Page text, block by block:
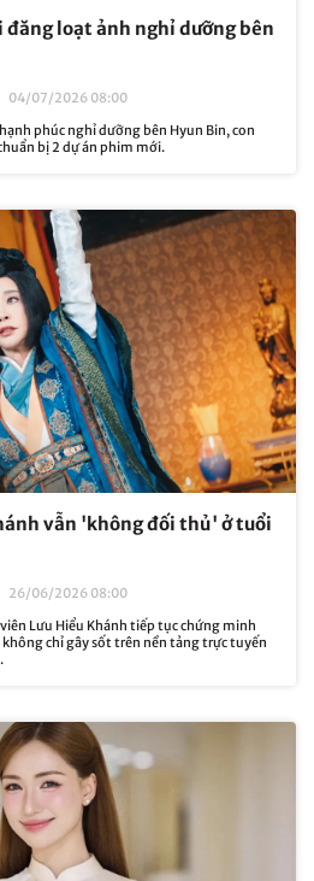
đăng loạt ảnh nghỉ dưỡng bên
04/07/2026 08:00
phúc nghỉ dưỡng bên Hyun Bin, con
bị 2 dự án phim mới.
vẫn 'không đối thủ' ở tuổi
26/06/2026 08:00
viên Lưu Hiểu Khánh tiếp tục chứng minh
chỉ gây sốt trên nền tảng trực tuyến